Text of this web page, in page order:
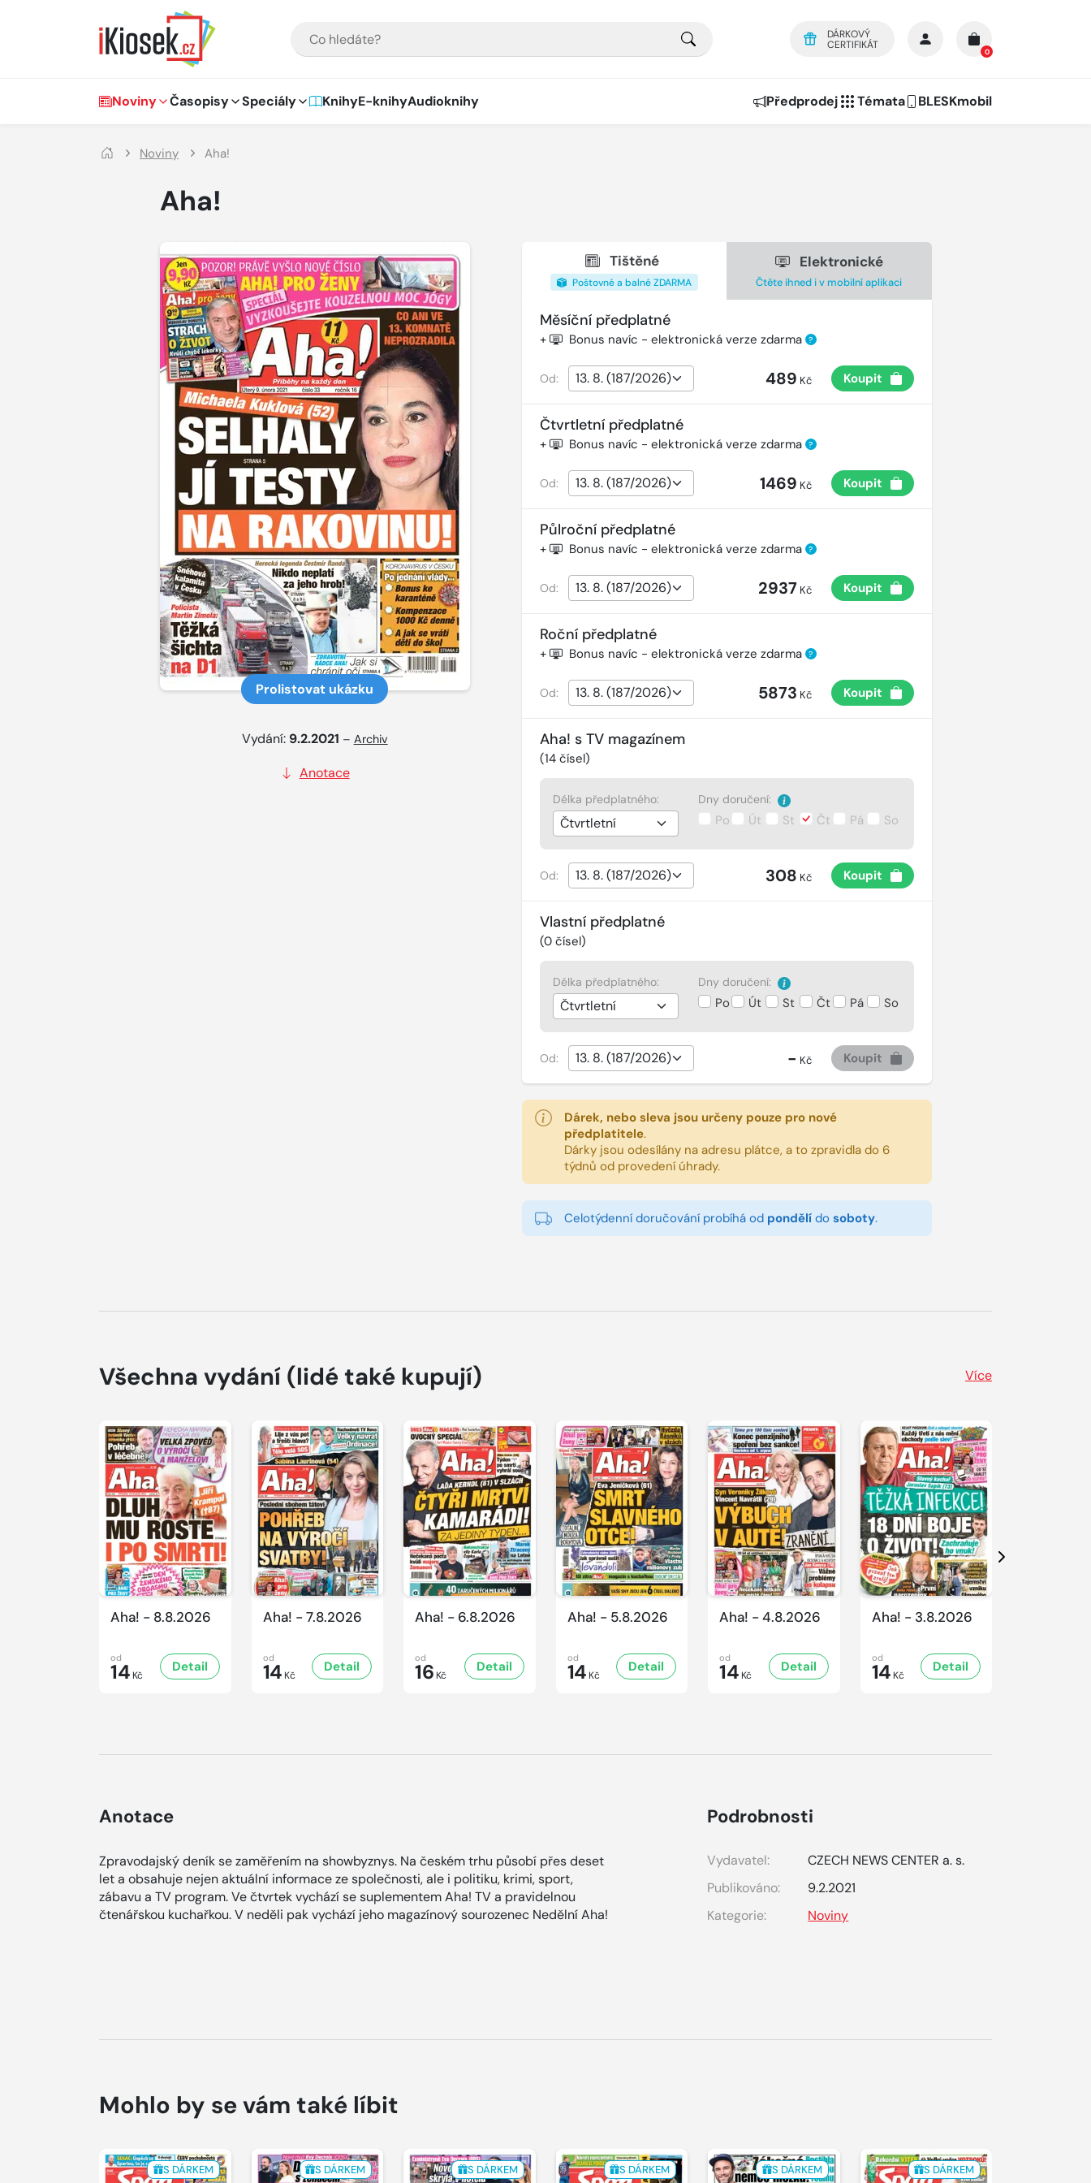
DÁRKOVÝ
CERTIFIKÁT
0
Hlavní navigace
Noviny Časopisy Speciály KnihyE-knihyAudioknihy Předprodej Témata BLESKmobil
Noviny Aha!
Aha!
Prolistovat ukázku
Vydání: 9.2.2021 – Archiv
Anotace
Tištěné
Poštovné a balné ZDARMA
Elektronické
Čtěte ihned i v mobilní aplikaci
Měsíční předplatné
+ Bonus navíc - elektronická verze zdarma ?
Od: 489 Kč Koupit
Čtvrtletní předplatné
+ Bonus navíc - elektronická verze zdarma ?
Od: 1469 Kč Koupit
Půlroční předplatné
+ Bonus navíc - elektronická verze zdarma ?
Od: 2937 Kč Koupit
Roční předplatné
+ Bonus navíc - elektronická verze zdarma ?
Od: 5873 Kč Koupit
Aha! s TV magazínem
(14čísel)
Délka předplatného: Dny doručení:
Po Út St Čt Pá So
Od: 308 Kč Koupit
Vlastní předplatné
(0čísel)
Délka předplatného: Dny doručení:
Po Út St Čt Pá So
Od: - Kč Koupit
Dárek, nebo sleva jsou určeny pouze pro nové
předplatitele.
Dárky jsou odesílány na adresu plátce, a to zpravidla do 6
týdnů od provedení úhrady.
Celotýdenní doručování probíhá od pondělído soboty.
Všechna vydání (lidé také kupují) Více
Aha! - 8.8.2026
od
14 Kč
Detail
Aha! - 7.8.2026
od
14 Kč
Detail
Aha! - 6.8.2026
od
16 Kč
Detail
Aha! - 5.8.2026
od
14 Kč
Detail
Aha! - 4.8.2026
od
14 Kč
Detail
Aha! - 3.8.2026
od
14 Kč
Detail
Další
Anotace
Zpravodajský deník se zaměřením na showbyznys. Na českém trhu působí přes deset
let a obsahuje nejen aktuální informace ze společnosti, ale i politiku, krimi, sport,
zábavu a TV program. Ve čtvrtek vychází se suplementem Aha! TV a pravidelnou
čtenářskou kuchařkou. V neděli pak vychází jeho magazínový sourozenec Nedělní Aha!
Podrobnosti
Vydavatel:
CZECH NEWS CENTER a. s.
Publikováno:
9.2.2021
Kategorie:
Noviny
Mohlo by se vám také líbit
S DÁRKEM S DÁRKEM S DÁRKEM S DÁRKEM S DÁRKEM S DÁRKEM